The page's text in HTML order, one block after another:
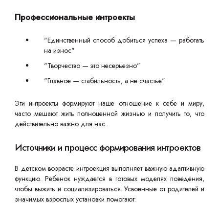
Профессиональные интроекты
"Единственный способ добиться успеха — работать
на износ"
"Творчество — это несерьезно"
"Главное — стабильность, а не счастье"
Эти интроекты формируют наше отношение к себе и миру,
часто мешают жить полноценной жизнью и получить то, что
действительно важно для нас.
Источники и процесс формирования интроектов
В детском возрасте интроекция выполняет важную адаптивную
функцию. Ребенок нуждается в готовых моделях поведения,
чтобы выжить и социализироваться. Усвоенные от родителей и
значимых взрослых установки помогают: